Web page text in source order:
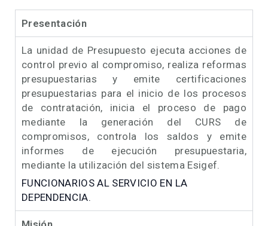
Presentación
La unidad de Presupuesto ejecuta acciones de
control previo al compromiso, realiza reformas
presupuestarias y emite certificaciones
presupuestarias para el inicio de los procesos
de contratación, inicia el proceso de pago
mediante la generación del CURS de
compromisos, controla los saldos y emite
informes de ejecución presupuestaria,
mediante la utilización del sistema Esigef.
FUNCIONARIOS AL SERVICIO EN LA
DEPENDENCIA.